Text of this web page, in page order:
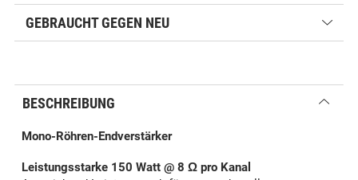
GEBRAUCHT GEGEN NEU
BESCHREIBUNG
Mono-Röhren-Endverstärker
Leistungsstarke 150 Watt @ 8 Ω pro Kanal